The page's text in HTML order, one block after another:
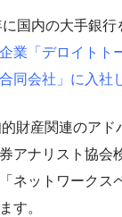
国内の大手銀行
業「デロイトト
同会社」に入社
財産関連のアド
アナリスト協会
ネットワークス
す。